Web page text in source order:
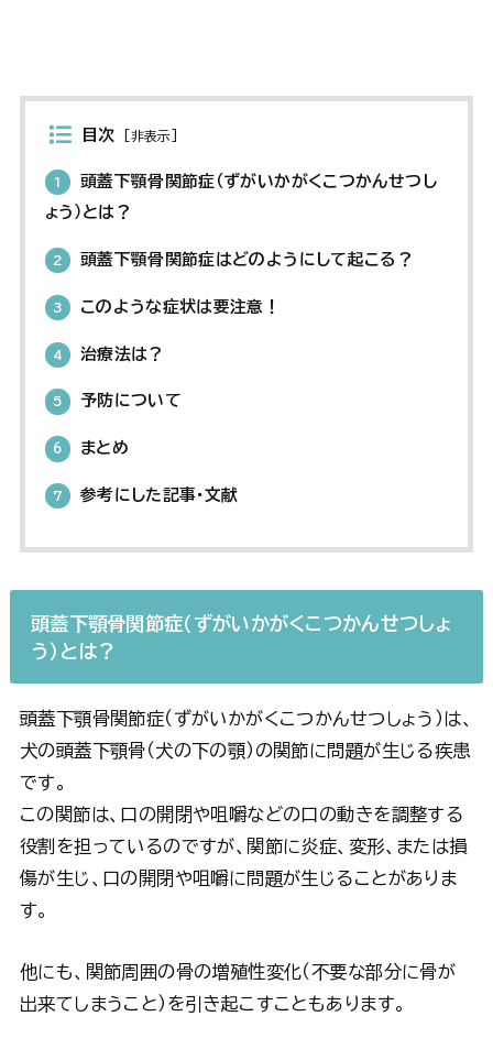
目次 非表示
1
頭蓋下顎骨関節症（ずがいかがくこつかんせつし
ょう）とは？
2 頭蓋下顎骨関節症はどのようにして起こる？
3 このような症状は要注意！
4 治療法は？
5 予防について
6 まとめ
7 参考にした記事・文献
頭蓋下顎骨関節症（ずがいかがくこつかんせつしょ
う）とは？
頭蓋下顎骨関節症（ずがいかがくこつかんせつしょう）は、
犬の頭蓋下顎骨（犬の下の顎）の関節に問題が生じる疾患
です。
この関節は、口の開閉や咀嚼などの口の動きを調整する
役割を担っているのですが、関節に炎症、変形、または損
傷が生じ、口の開閉や咀嚼に問題が生じることがありま
す。
他にも、関節周囲の骨の増殖性変化（不要な部分に骨が
出来てしまうこと）を引き起こすこともあります。